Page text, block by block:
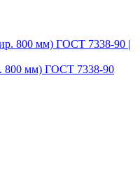
мм) ГОСТ 7338-90